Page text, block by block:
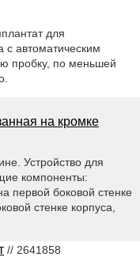
для
с автоматическим
пробку, по меньшей
на кромке
Устройство для
компоненты:
первой боковой стенке
стенке корпуса,
// 2641858